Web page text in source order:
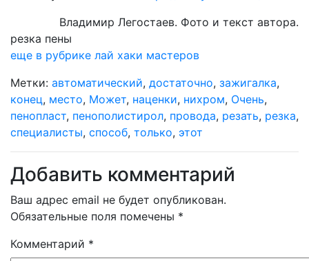
Владимир Легостаев. Фото и текст автора.
резка пены
еще в рубрике лай хаки мастеров
Метки: автоматический, достаточно, зажигалка,
конец, место, Может, наценки, нихром, Очень,
пенопласт, пенополистирол, провода, резать, резка,
специалисты, способ, только, этот
Добавить комментарий
Ваш адрес email не будет опубликован.
Обязательные поля помечены *
Комментарий *